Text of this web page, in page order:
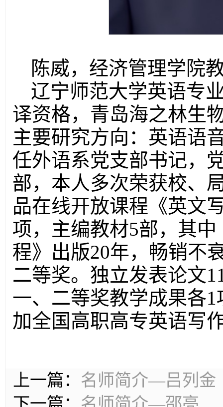
陈威，经济管理学院
辽宁师范大学英语专
译资格，青岛海之林生
主要研究方向：英语语
任外语系党支部书记，
部，本人多次荣获校、
品在线开放课程《英文
项，主编教材5部，其
程》出版20年，畅销不
二等奖。独立发表论文
一、二等奖教学成果各
加全国高职高专英语写
上一篇： 名师简介—吕列金